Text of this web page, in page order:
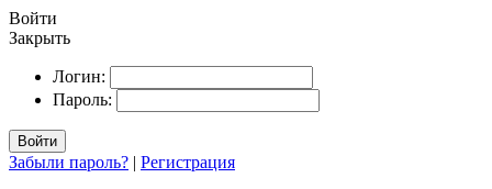
Войти
Закрыть
Логин:
Пароль:
Войти
Забыли пароль? | Регистрация